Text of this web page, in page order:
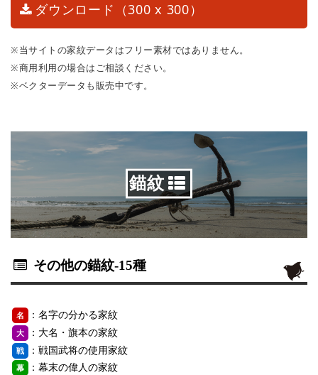
ダウンロード（300 x 300）
※当サイトの家紋データはフリー素材ではありません。
※商用利用の場合はご相談ください。
※ベクターデータも販売中です。
錨紋
その他の錨紋-15種
名 ：名字の分かる家紋
大 ：大名・旗本の家紋
戦 ：戦国武将の使用家紋
幕 ：幕末の偉人の家紋